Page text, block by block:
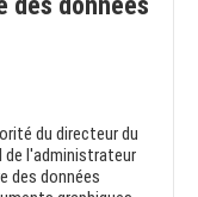
du directeur du
l'administrateur
des données